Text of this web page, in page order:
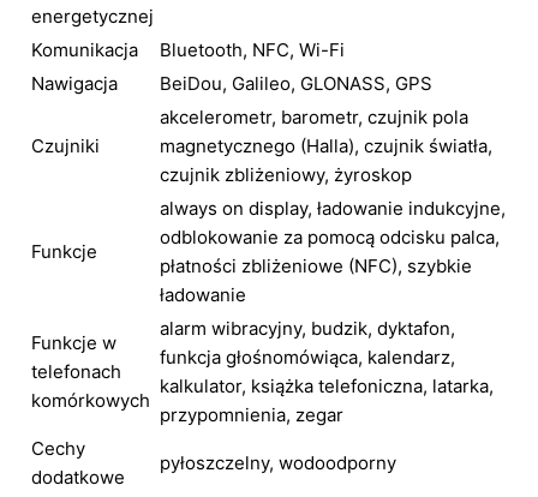
energetycznej
Komunikacja
Bluetooth, NFC, Wi-Fi
Nawigacja
BeiDou, Galileo, GLONASS, GPS
Czujniki
akcelerometr, barometr, czujnik pola
magnetycznego (Halla), czujnik światła,
czujnik zbliżeniowy, żyroskop
Funkcje
always on display, ładowanie indukcyjne,
odblokowanie za pomocą odcisku palca,
płatności zbliżeniowe (NFC), szybkie
ładowanie
Funkcje w
telefonach
komórkowych
alarm wibracyjny, budzik, dyktafon,
funkcja głośnomówiąca, kalendarz,
kalkulator, książka telefoniczna, latarka,
przypomnienia, zegar
Cechy
dodatkowe
pyłoszczelny, wodoodporny